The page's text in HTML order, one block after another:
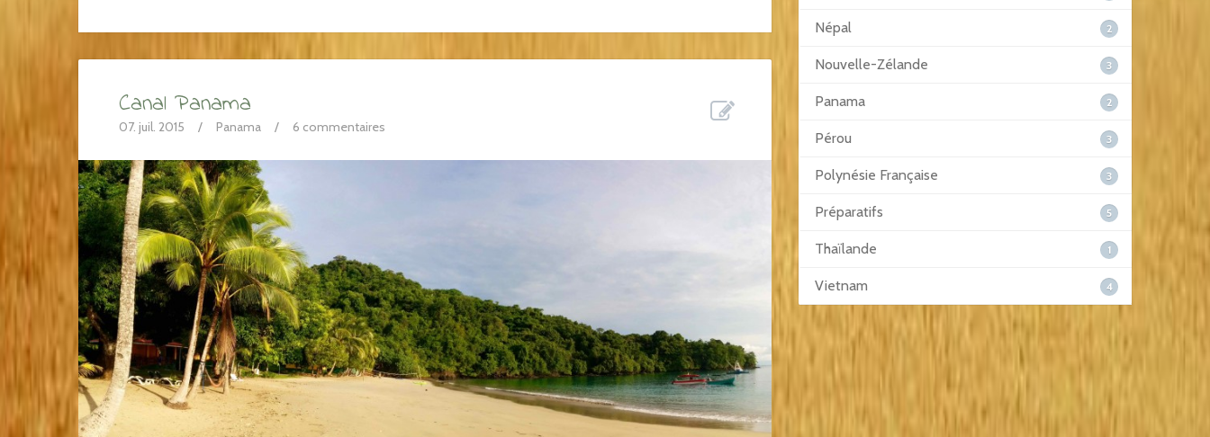
Canal Panama
07. juil. 2015 / Panama / 6 commentaires
Népal 2
Nouvelle-Zélande 3
Panama 2
Pérou 3
Polynésie Française 3
Préparatifs 5
Thaïlande 1
Vietnam 4